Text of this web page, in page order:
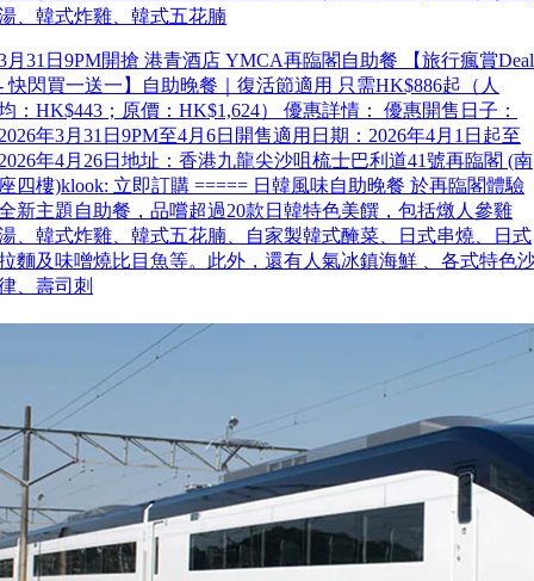
、韓式炸雞、韓式五花腩
月31日9PM開搶 港青酒店 YMCA再臨閣自助餐 【旅行瘋賞Deal
快閃買一送一】自助晚餐｜復活節適用 只需HK$886起（人
：HK$443；原價：HK$1,624） 優惠詳情： 優惠開售日子：
年3月31日9PM至4月6日開售適用日期：2026年4月1日起至
年4月26日地址：香港九龍尖沙咀梳士巴利道41號再臨閣 (南
四樓)klook: 立即訂購 ===== 日韓風味自助晚餐 於再臨閣體驗
新主題自助餐，品嚐超過20款日韓特色美饌，包括燉人參雞
、韓式炸雞、韓式五花腩、自家製韓式醃菜、日式串燒、日式
麵及味噌燒比目魚等。此外，還有人氣冰鎮海鮮 、各式特色
、壽司刺